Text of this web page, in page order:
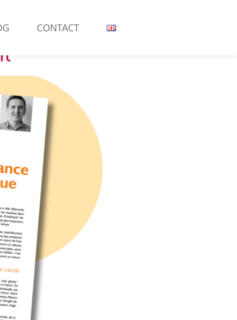
CONTACT